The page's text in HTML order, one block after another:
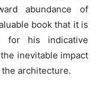
abundance of
book that it is
for his indicative
inevitable impact
architecture.